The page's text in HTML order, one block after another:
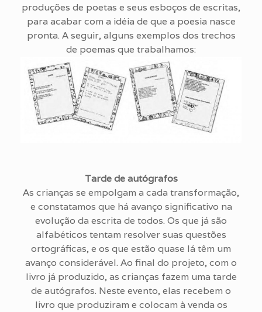
produções de poetas e seus esboços de escritas,
para acabar com a idéia de que a poesia nasce
pronta. A seguir, alguns exemplos dos trechos
de poemas que trabalhamos:
Tarde de autógrafos
As crianças se empolgam a cada transformação,
e constatamos que há avanço significativo na
evolução da escrita de todos. Os que já são
alfabéticos tentam resolver suas questões
ortográficas, e os que estão quase lá têm um
avanço considerável. Ao final do projeto, com o
livro já produzido, as crianças fazem uma tarde
de autógrafos. Neste evento, elas recebem o
livro que produziram e colocam à venda os